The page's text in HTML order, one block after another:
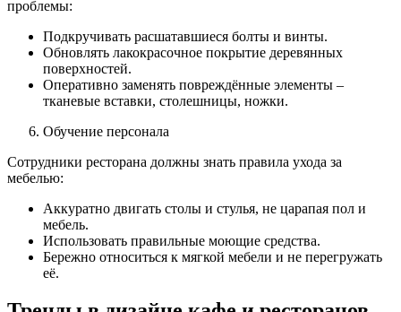
проблемы:
Подкручивать расшатавшиеся болты и винты.
Обновлять лакокрасочное покрытие деревянных
поверхностей.
Оперативно заменять повреждённые элементы –
тканевые вставки, столешницы, ножки.
Обучение персонала
Сотрудники ресторана должны знать правила ухода за
мебелью:
Аккуратно двигать столы и стулья, не царапая пол и
мебель.
Использовать правильные моющие средства.
Бережно относиться к мягкой мебели и не перегружать
её.